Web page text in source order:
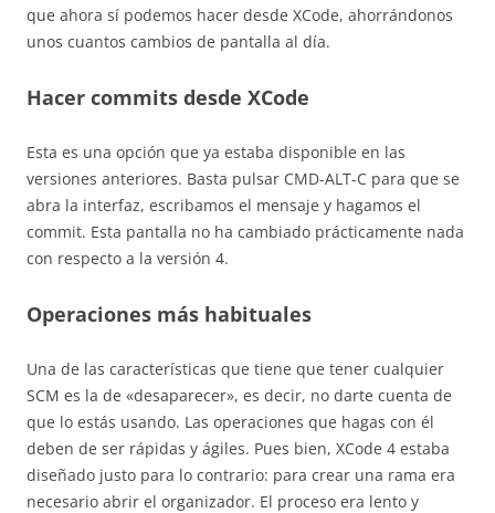
que ahora sí podemos hacer desde XCode, ahorrándonos
unos cuantos cambios de pantalla al día.
Hacer commits desde XCode
Esta es una opción que ya estaba disponible en las
versiones anteriores. Basta pulsar CMD-ALT-C para que se
abra la interfaz, escribamos el mensaje y hagamos el
commit. Esta pantalla no ha cambiado prácticamente nada
con respecto a la versión 4.
Operaciones más habituales
Una de las características que tiene que tener cualquier
SCM es la de «desaparecer», es decir, no darte cuenta de
que lo estás usando. Las operaciones que hagas con él
deben de ser rápidas y ágiles. Pues bien, XCode 4 estaba
diseñado justo para lo contrario: para crear una rama era
necesario abrir el organizador. El proceso era lento y